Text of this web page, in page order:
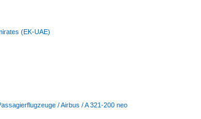
(EK-UAE)
/ Airbus / A 321-200 neo